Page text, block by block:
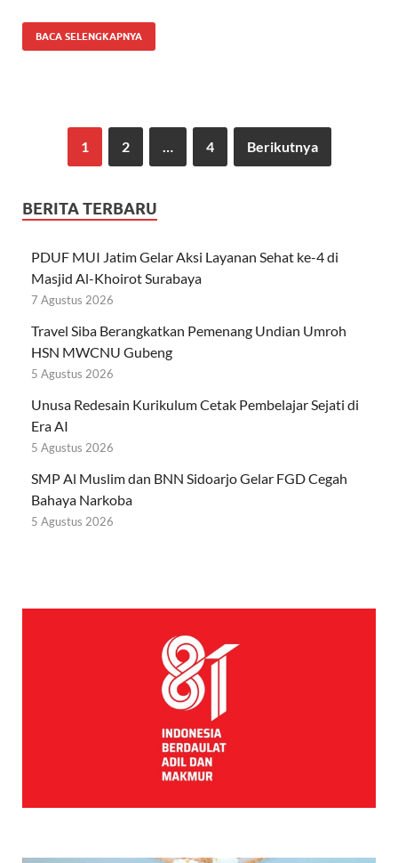
BACA SELENGKAPNYA
1 2 4 Berikutnya
BERITA TERBARU
PDUF MUI Jatim Gelar Aksi Layanan Sehat ke-4 di
Masjid Al-Khoirot Surabaya
7 Agustus 2026
Travel Siba Berangkatkan Pemenang Undian Umroh
HSN MWCNU Gubeng
5 Agustus 2026
Unusa Redesain Kurikulum Cetak Pembelajar Sejati di
Era AI
5 Agustus 2026
SMP Al Muslim dan BNN Sidoarjo Gelar FGD Cegah
Bahaya Narkoba
5 Agustus 2026